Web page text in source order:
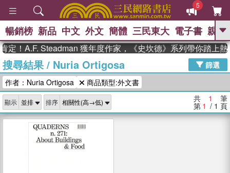
5
GO
熱搜： 東野圭吾 高希均教授回憶錄
、 The Odyssey 、 父親節 、 如果歷
史是一群喵 、
獎 臺灣漫遊錄 、 方念華 、 台灣的李
登輝時代
數學女孩：黎曼猜想 、
偉大的迷走神經
暢銷榜 新品 中文 外文 簡體 三民東大 電子書 親子
定！A.F. Steadman 獲年度作家，《史坎德》系列帶你踏上熱
搜尋結果/ Nuria Ortigosa
篩選
作者：Nuria Ortigosa
商品類型:外文書
顯示 排序 共 1 筆
第 1 / 1 頁